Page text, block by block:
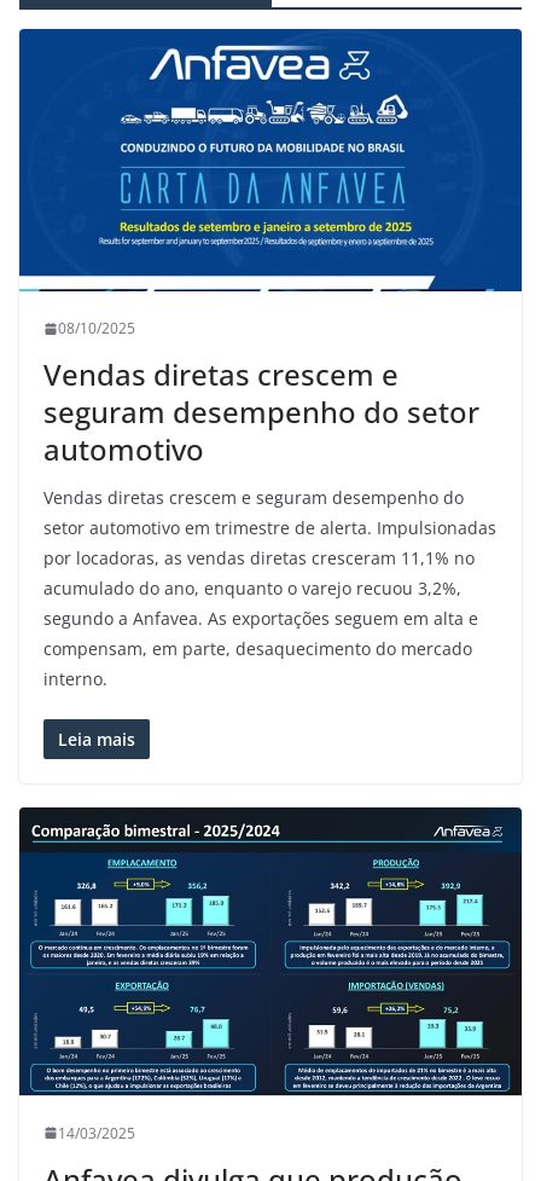
08/10/2025
Vendas diretas crescem e
seguram desempenho do setor
automotivo
Vendas diretas crescem e seguram desempenho do
setor automotivo em trimestre de alerta. Impulsionadas
por locadoras, as vendas diretas cresceram 11,1% no
acumulado do ano, enquanto o varejo recuou 3,2%,
segundo a Anfavea. As exportações seguem em alta e
compensam, em parte, desaquecimento do mercado
interno.
Leia mais
14/03/2025